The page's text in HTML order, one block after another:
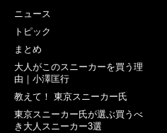
ニュース
トピック
まとめ
大人がこのスニーカーを買う理
由｜小澤匡行
教えて！ 東京スニーカー氏
東京スニーカー氏が選ぶ買うべ
き大人スニーカー3選